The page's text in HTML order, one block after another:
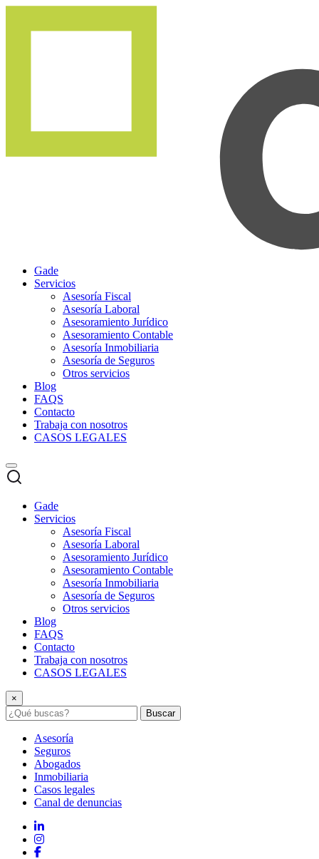
Gade
Servicios
Asesoría Fiscal
Asesoría Laboral
Asesoramiento Jurídico
Asesoramiento Contable
Asesoría Inmobiliaria
Asesoría de Seguros
Otros servicios
Blog
FAQS
Contacto
Trabaja con nosotros
CASOS LEGALES
Gade
Servicios
Asesoría Fiscal
Asesoría Laboral
Asesoramiento Jurídico
Asesoramiento Contable
Asesoría Inmobiliaria
Asesoría de Seguros
Otros servicios
Blog
FAQS
Contacto
Trabaja con nosotros
CASOS LEGALES
×
Buscar
Asesoría
Seguros
Abogados
Inmobiliaria
Casos legales
Canal de denuncias